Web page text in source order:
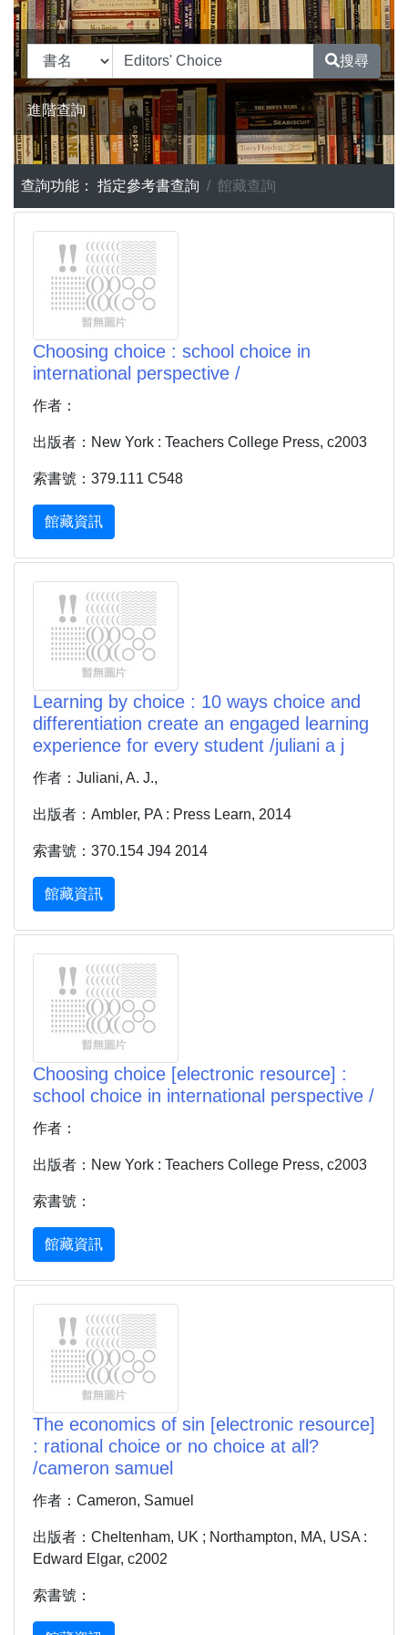
搜尋
進階查詢
查詢功能： 指定參考書查詢 館藏查詢
Choosing choice : school choice in
international perspective /
作者：
出版者：New York : Teachers College Press, c2003
索書號：379.111 C548
館藏資訊
Learning by choice : 10 ways choice and
differentiation create an engaged learning
experience for every student /juliani a j
作者：Juliani, A. J.,
出版者：Ambler, PA : Press Learn, 2014
索書號：370.154 J94 2014
館藏資訊
Choosing choice [electronic resource] :
school choice in international perspective /
作者：
出版者：New York : Teachers College Press, c2003
索書號：
館藏資訊
The economics of sin [electronic resource]
: rational choice or no choice at all?
/cameron samuel
作者：Cameron, Samuel
出版者：Cheltenham, UK ; Northampton, MA, USA :
Edward Elgar, c2002
索書號：